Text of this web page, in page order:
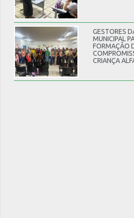
GESTORES
MUNICIPAL
FORMAÇÃO
CRIANÇA